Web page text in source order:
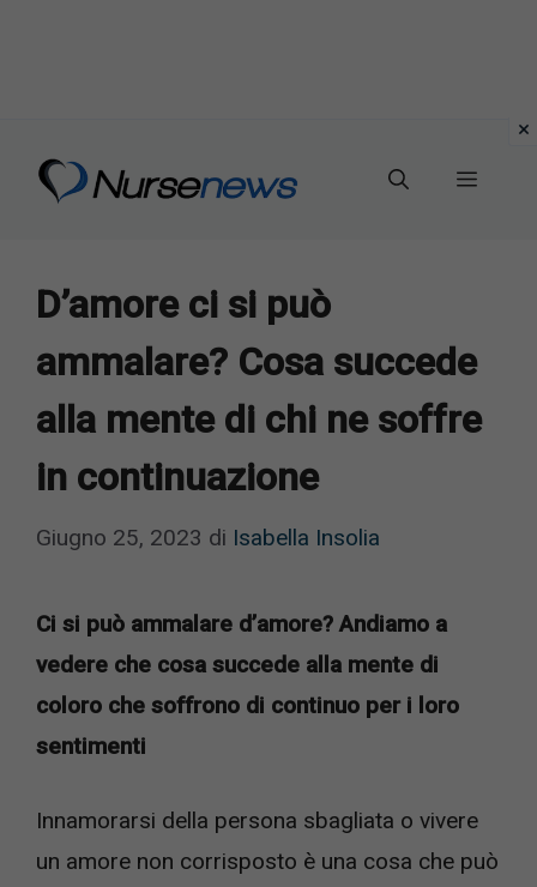
Menu
D’amore ci si può
ammalare? Cosa succede
alla mente di chi ne soffre
in continuazione
Giugno 25, 2023 di Isabella Insolia
Ci si può ammalare d’amore? Andiamo a
vedere che cosa succede alla mente di
coloro che soffrono di continuo per i loro
sentimenti
Innamorarsi della persona sbagliata o vivere
un amore non corrisposto è una cosa che può